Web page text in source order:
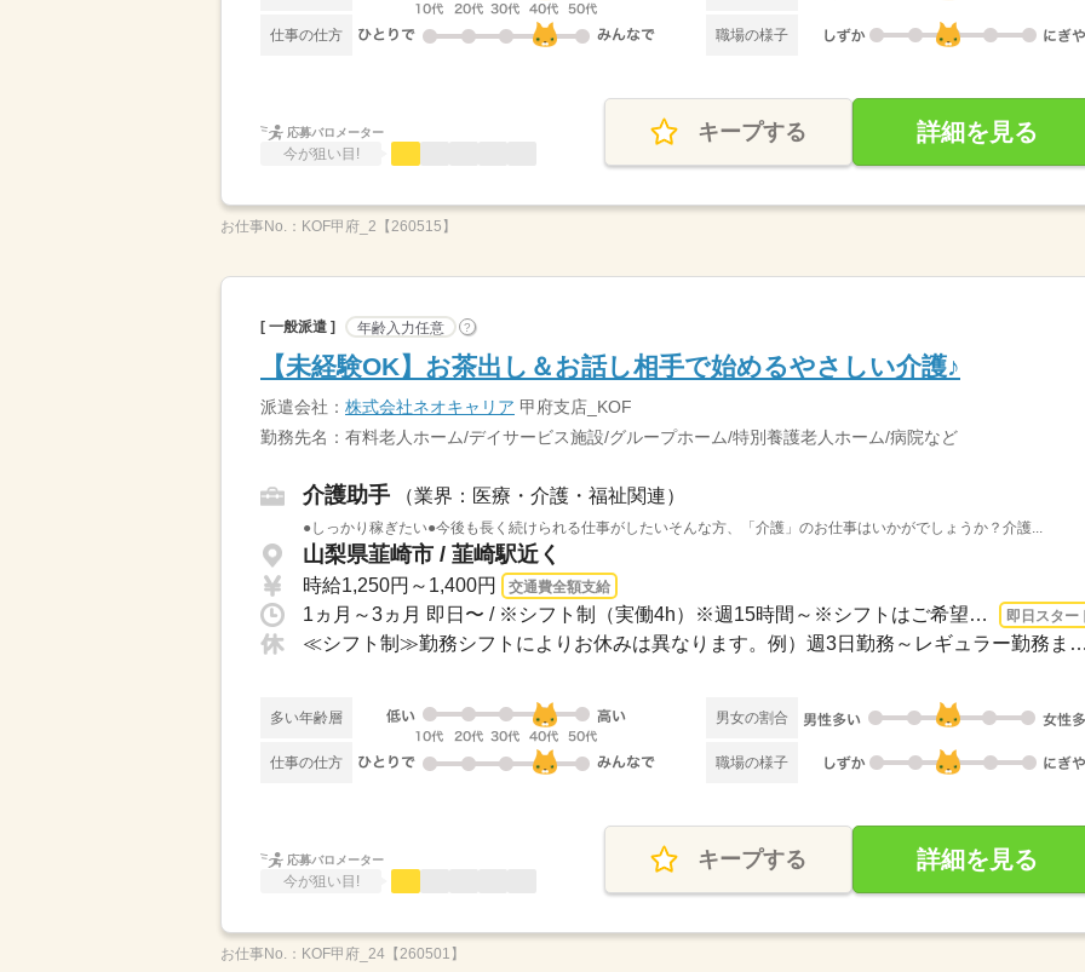
仕事の仕方 職場の様子
応募バロメーター
今が狙い目!
キープする 詳細を見る
お仕事No.： KOF甲府_2【260515】
[ 一般派遣 ] 年齢入力任意 ?
【未経験OK】お茶出し＆お話し相手で始めるやさしい介護♪
派遣会社： 株式会社ネオキャリア 甲府支店_KOF
勤務先名：有料老人ホーム/デイサービス施設/グループホーム/特別養護老人ホーム/病院など
介護助手 （業界：医療・介護・福祉関連）
●しっかり稼ぎたい●今後も長く続けられる仕事がしたいそんな方、「介護」のお仕事はいかがでしょうか？介護...
山梨県韮崎市 / 韮崎駅近く
時給1,250円～1,400円 交通費全額支給
1ヵ月～3ヵ月 即日〜 / ※シフト制（実働4h）※週15時間～※シフトはご希望に合わせて調... 即日スター
≪シフト制≫勤務シフトによりお休みは異なります。例）週3日勤務～レギュラー勤務まで...
多い年齢層 男女の割合
仕事の仕方 職場の様子
応募バロメーター
今が狙い目!
キープする 詳細を見る
お仕事No.： KOF甲府_24【260501】